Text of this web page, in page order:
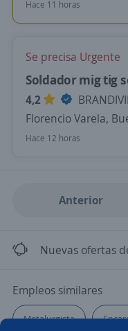
Hace 11 horas
Se precisa Urgente
Soldador mig tig
4,2
Florencio Varela,
Hace 12 horas
Anterior
Nuevas ofertas
Empleos similares
Metalurgista